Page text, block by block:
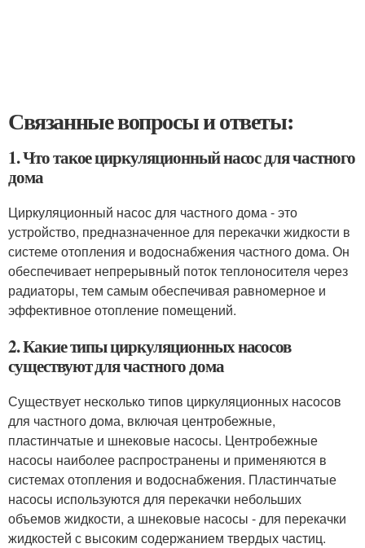
Связанные вопросы и ответы:
1. Что такое циркуляционный насос для частного
дома
Циркуляционный насос для частного дома - это
устройство, предназначенное для перекачки жидкости в
системе отопления и водоснабжения частного дома. Он
обеспечивает непрерывный поток теплоносителя через
радиаторы, тем самым обеспечивая равномерное и
эффективное отопление помещений.
2. Какие типы циркуляционных насосов
существуют для частного дома
Существует несколько типов циркуляционных насосов
для частного дома, включая центробежные,
пластинчатые и шнековые насосы. Центробежные
насосы наиболее распространены и применяются в
системах отопления и водоснабжения. Пластинчатые
насосы используются для перекачки небольших
объемов жидкости, а шнековые насосы - для перекачки
жидкостей с высоким содержанием твердых частиц.